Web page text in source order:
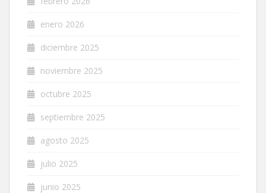
enero 2026
diciembre 2025
noviembre 2025
octubre 2025
septiembre 2025
agosto 2025
julio 2025
junio 2025